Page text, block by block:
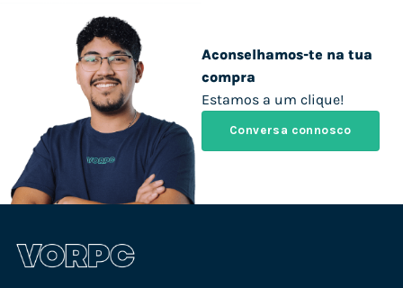
Aconselhamos-te na tua
compra
Estamos a um clique!
Conversa connosco